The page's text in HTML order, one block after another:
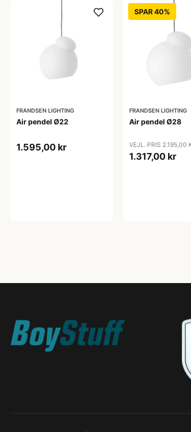
FRANDSEN LIGHTING
Air pendel Ø22
1.595,00 kr
SPAR 40%
FRANDSEN LIGHTING
Air pendel Ø28
VEJL. PRIS 2.195,00
1.317,00 kr